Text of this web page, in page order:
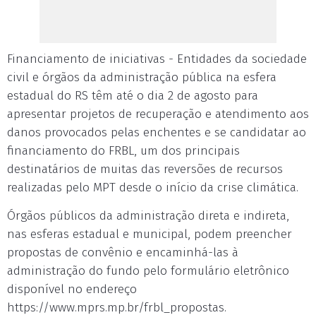
Financiamento de iniciativas - Entidades da sociedade
civil e órgãos da administração pública na esfera
estadual do RS têm até o dia 2 de agosto para
apresentar projetos de recuperação e atendimento aos
danos provocados pelas enchentes e se candidatar ao
financiamento do FRBL, um dos principais
destinatários de muitas das reversões de recursos
realizadas pelo MPT desde o início da crise climática.
Órgãos públicos da administração direta e indireta,
nas esferas estadual e municipal, podem preencher
propostas de convênio e encaminhá-las à
administração do fundo pelo formulário eletrônico
disponível no endereço
https://www.mprs.mp.br/frbl_propostas.